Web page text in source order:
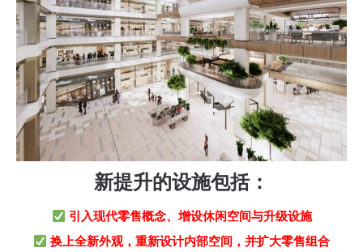
新提升的设施包括：
引入现代零售概念、增设休闲空间与升级设施
换上全新外观，重新设计内部空间，并扩大零售组合